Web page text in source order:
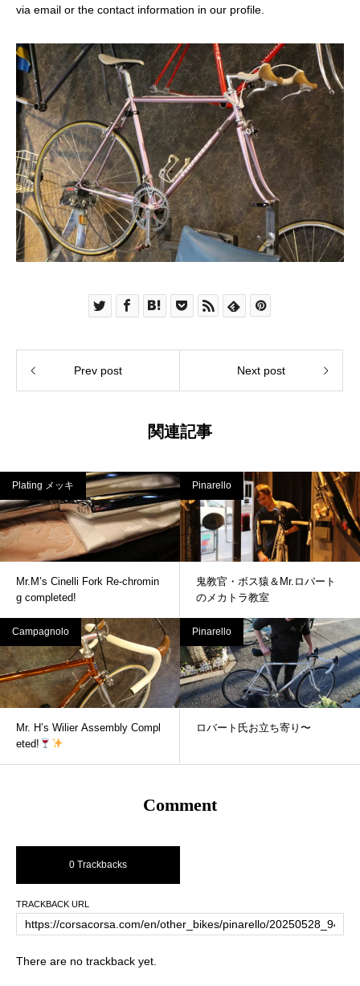
via email or the contact information in our profile.
Prev post Next post
関連記事
Plating メッキ
Mr.M’s Cinelli Fork Re-chromin
g completed!
Pinarello
鬼教官・ボス猿＆Mr.ロバート
のメカトラ教室
Campagnolo
Mr. H’s Wilier Assembly Compl
eted!
Pinarello
ロバート氏お立ち寄り〜
Comment
0 Trackbacks
TRACKBACK URL
There are no trackback yet.